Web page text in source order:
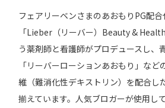
フェアリーベンさまのあおもりPG配
「Lieber（リーバー）Beauty &
う薬剤師と看護師がプロデュースし、
「リーバーローションあおもり」な
維（難消化性デキストリン）を配合し
揃えています。人気ブロガーが使用し